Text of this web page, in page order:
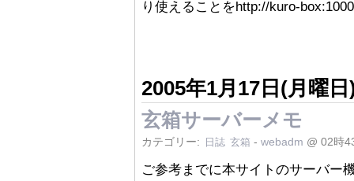
り使えることをhttp://kuro-
2005年1月17日(月曜日
玄箱サーバーメモ
カテゴリー: 日誌 玄箱 - webadm @ 02時
ご参考までに本サイトのサーバー